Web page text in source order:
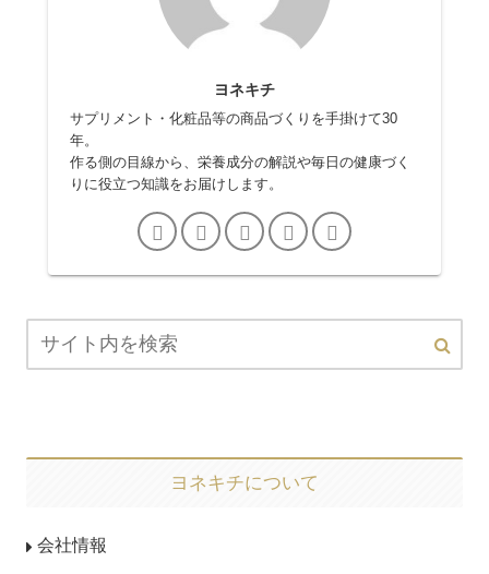
ヨネキチ
サプリメント・化粧品等の商品づくりを手掛けて30
年。
作る側の目線から、栄養成分の解説や毎日の健康づく
りに役立つ知識をお届けします。
ヨネキチについて
会社情報